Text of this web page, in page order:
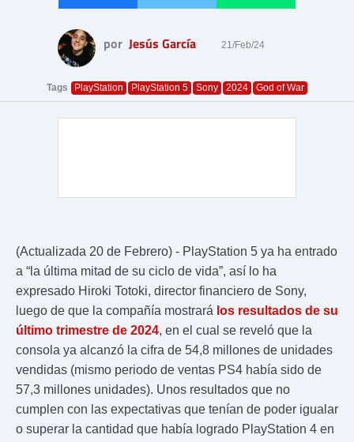
por Jesús García 21/Feb/24
Tags PlayStation PlayStation 5 Sony 2024 God of War
(Actualizada 20 de Febrero) - PlayStation 5 ya ha entrado
a “la última mitad de su ciclo de vida”, así lo ha
expresado Hiroki Totoki, director financiero de Sony,
luego de que la compañía mostrará los resultados de su
último trimestre de 2024, en el cual se reveló que la
consola ya alcanzó la cifra de 54,8 millones de unidades
vendidas (mismo periodo de ventas PS4 había sido de
57,3 millones unidades). Unos resultados que no
cumplen con las expectativas que tenían de poder igualar
o superar la cantidad que había logrado PlayStation 4 en